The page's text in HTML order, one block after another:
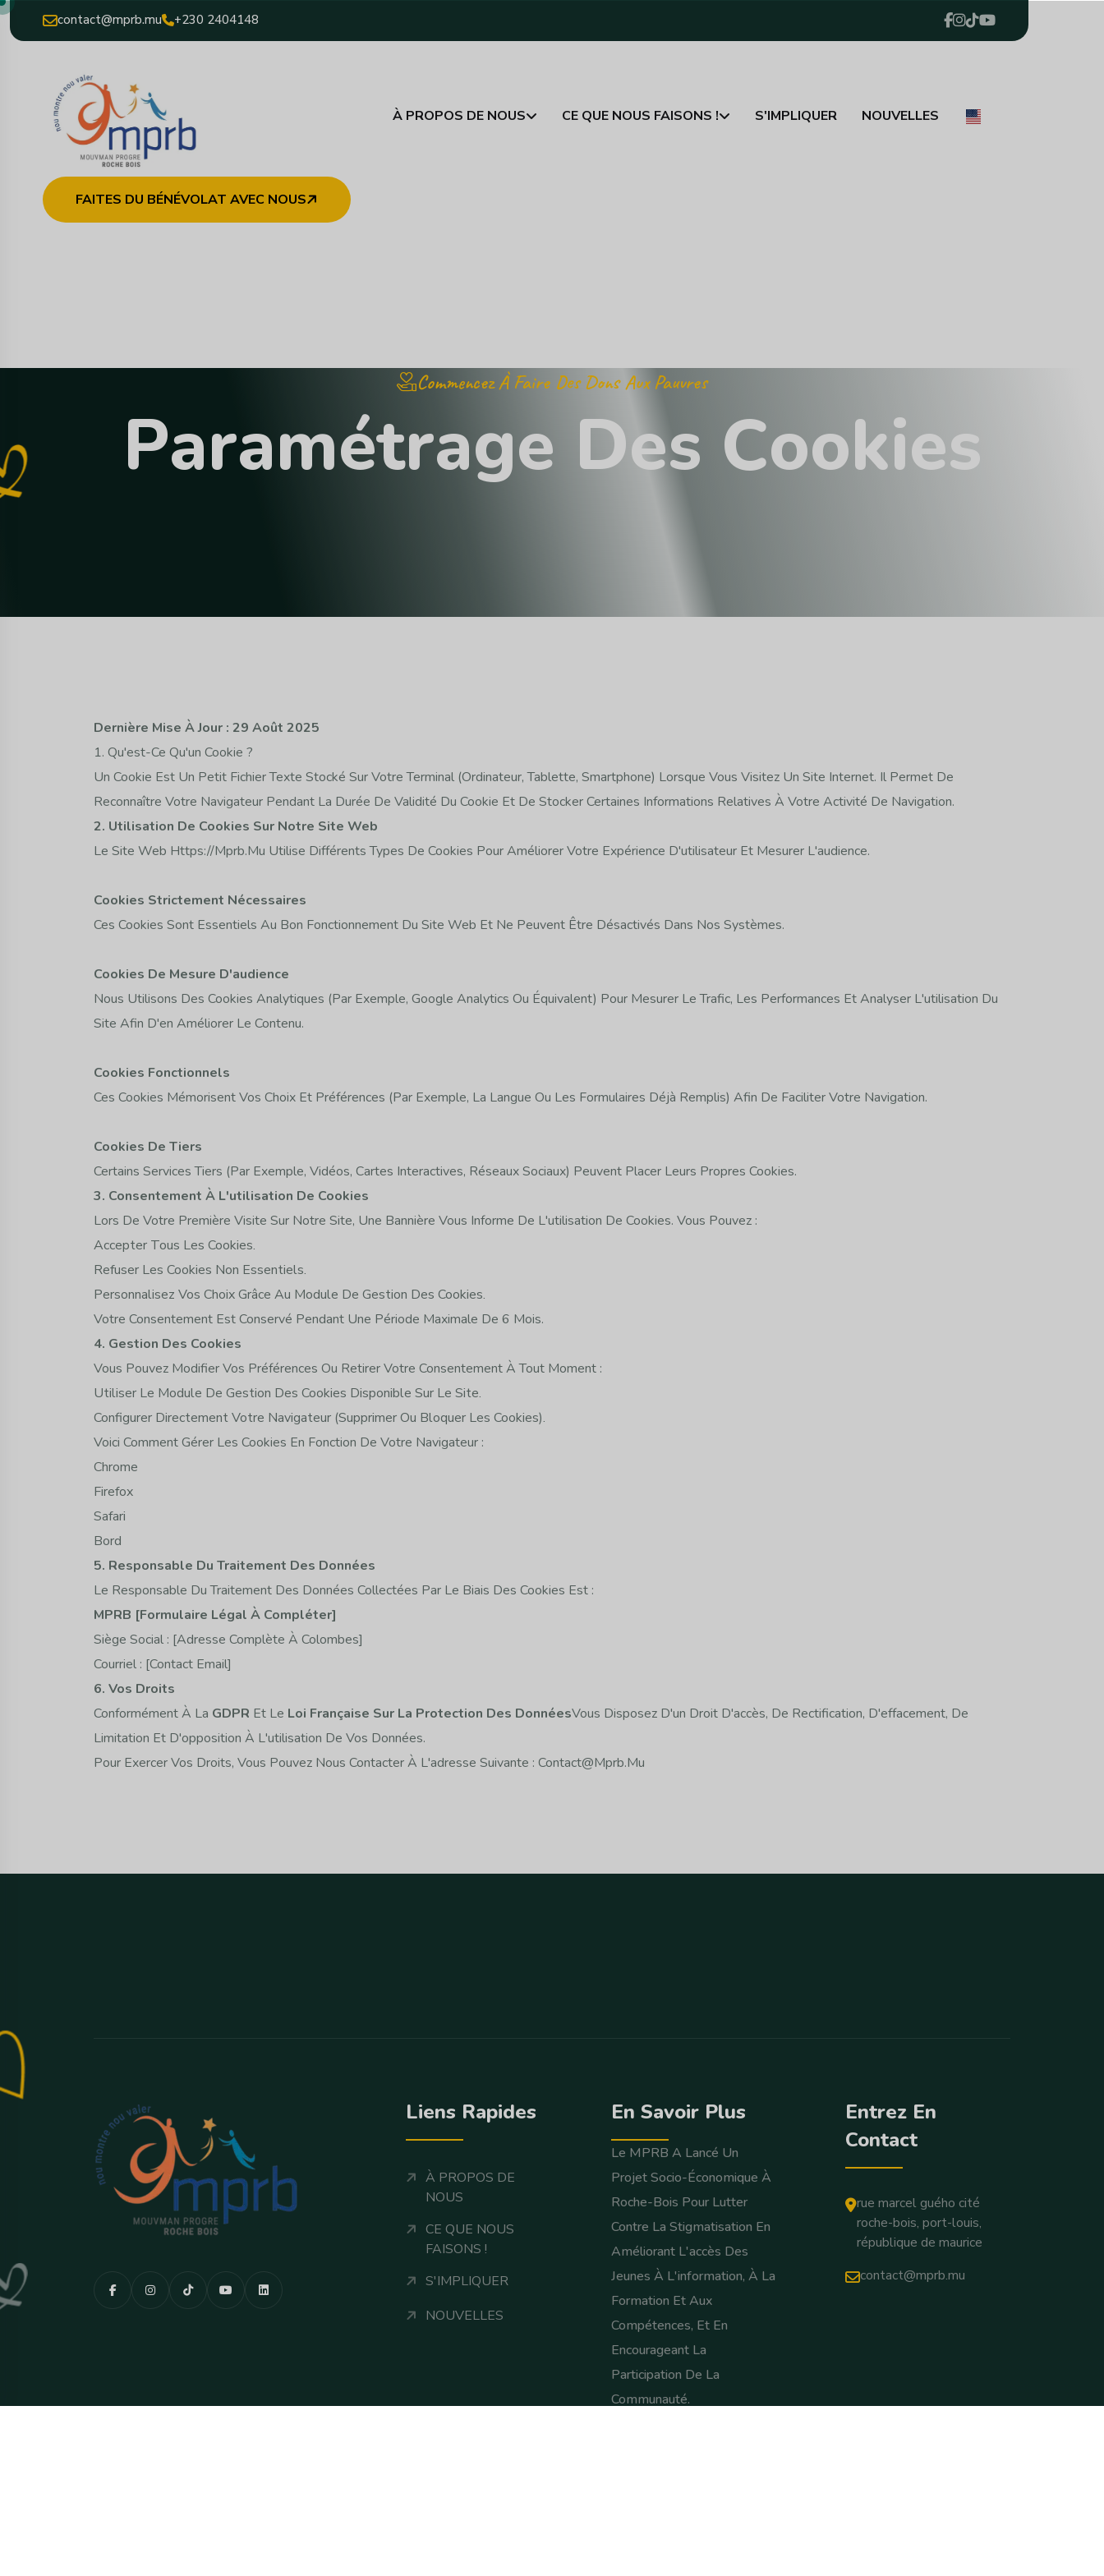
contact@mprb.mu +230 2404148
À PROPOS DE NOUS CE QUE NOUS FAISONS ! S'IMPLIQUER NOUVELLES
FAITES DU BÉNÉVOLAT AVEC NOUS
Commencez À Faire Des Dons Aux Pauvres
Paramétrage Des Cookies
Dernière Mise À Jour : 29 Août 2025
1. Qu'est-Ce Qu'un Cookie ?
Un Cookie Est Un Petit Fichier Texte Stocké Sur Votre Terminal (ordinateur, Tablette, Smartphone) Lorsque Vous Visitez Un Site Internet. Il Permet De
Reconnaître Votre Navigateur Pendant La Durée De Validité Du Cookie Et De Stocker Certaines Informations Relatives À Votre Activité De Navigation.
2. Utilisation De Cookies Sur Notre Site Web
Le Site Web Https://mprb.mu Utilise Différents Types De Cookies Pour Améliorer Votre Expérience D'utilisateur Et Mesurer L'audience.
Cookies Strictement Nécessaires
Ces Cookies Sont Essentiels Au Bon Fonctionnement Du Site Web Et Ne Peuvent Être Désactivés Dans Nos Systèmes.
Cookies De Mesure D'audience
Nous Utilisons Des Cookies Analytiques (par Exemple, Google Analytics Ou Équivalent) Pour Mesurer Le Trafic, Les Performances Et Analyser L'utilisation Du
Site Afin D'en Améliorer Le Contenu.
Cookies Fonctionnels
Ces Cookies Mémorisent Vos Choix Et Préférences (par Exemple, La Langue Ou Les Formulaires Déjà Remplis) Afin De Faciliter Votre Navigation.
Cookies De Tiers
Certains Services Tiers (par Exemple, Vidéos, Cartes Interactives, Réseaux Sociaux) Peuvent Placer Leurs Propres Cookies.
3. Consentement À L'utilisation De Cookies
Lors De Votre Première Visite Sur Notre Site, Une Bannière Vous Informe De L'utilisation De Cookies. Vous Pouvez :
Accepter Tous Les Cookies.
Refuser Les Cookies Non Essentiels.
Personnalisez Vos Choix Grâce Au Module De Gestion Des Cookies.
Votre Consentement Est Conservé Pendant Une Période Maximale De 6 Mois.
4. Gestion Des Cookies
Vous Pouvez Modifier Vos Préférences Ou Retirer Votre Consentement À Tout Moment :
Utiliser Le Module De Gestion Des Cookies Disponible Sur Le Site.
Configurer Directement Votre Navigateur (supprimer Ou Bloquer Les Cookies).
Voici Comment Gérer Les Cookies En Fonction De Votre Navigateur :
Chrome
Firefox
Safari
Bord
5. Responsable Du Traitement Des Données
Le Responsable Du Traitement Des Données Collectées Par Le Biais Des Cookies Est :
MPRB [formulaire Légal À Compléter]
Siège Social : [adresse Complète À Colombes]
Courriel : [contact Email]
6. Vos Droits
Conformément À La GDPR Et Le Loi Française Sur La Protection Des DonnéesVous Disposez D'un Droit D'accès, De Rectification, D'effacement, De
Limitation Et D'opposition À L'utilisation De Vos Données.
Pour Exercer Vos Droits, Vous Pouvez Nous Contacter À L'adresse Suivante : Contact@mprb.mu
Liens Rapides
À PROPOS DE
NOUS
CE QUE NOUS
FAISONS !
S'IMPLIQUER
NOUVELLES
En Savoir Plus
Le MPRB A Lancé Un
Projet Socio-Économique À
Roche-Bois Pour Lutter
Contre La Stigmatisation En
Améliorant L'accès Des
Jeunes À L'information, À La
Formation Et Aux
Compétences, Et En
Encourageant La
Participation De La
Communauté.
Entrez En
Contact
rue marcel guého cité
roche-bois, port-louis,
république de maurice
contact@mprb.mu